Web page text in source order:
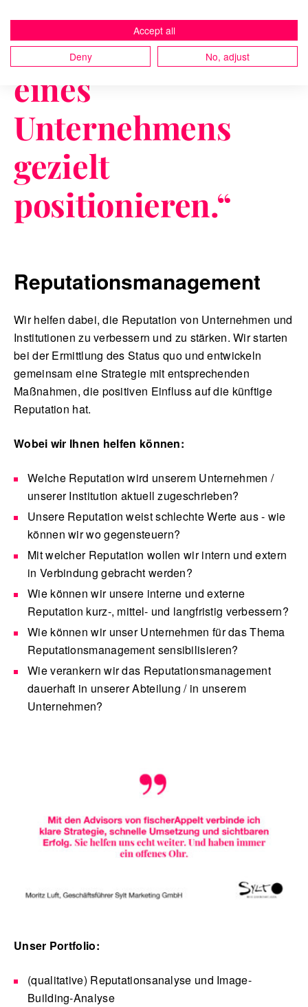
sich auch der
angestrebte Ruf
eines
Unternehmens
gezielt
positionieren.“
Reputationsmanagement
Wir helfen dabei, die Reputation von Unternehmen und
Institutionen zu verbessern und zu stärken. Wir starten
bei der Ermittlung des Status quo und entwickeln
gemeinsam eine Strategie mit entsprechenden
Maßnahmen, die positiven Einfluss auf die künftige
Reputation hat.
Wobei wir Ihnen helfen können:
Welche Reputation wird unserem Unternehmen /
unserer Institution aktuell zugeschrieben?
Unsere Reputation weist schlechte Werte aus - wie
können wir wo gegensteuern?
Mit welcher Reputation wollen wir intern und extern
in Verbindung gebracht werden?
Wie können wir unsere interne und externe
Reputation kurz-, mittel- und langfristig verbessern?
Wie können wir unser Unternehmen für das Thema
Reputationsmanagement sensibilisieren?
Wie verankern wir das Reputationsmanagement
dauerhaft in unserer Abteilung / in unserem
Unternehmen?
Unser Portfolio:
(qualitative) Reputationsanalyse und Image-
Building-Analyse
Accept all
Deny
No, adjust